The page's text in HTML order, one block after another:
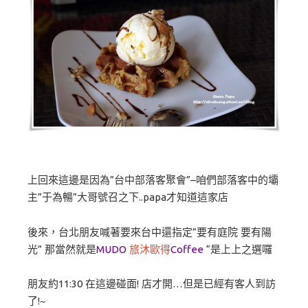
上回來這邊是因為”台中部落客聚會”–咱們部落客中的壩
主”于為暢”大哥號召之下..papa才知道這家店
後來，台北朋友喊著要來台中還指定”要有庭院 要有陽
光” 那當然就是MUDO 旅沐歐得Coffee “是上上之選囉
朋友約11:30 在這邊碰面! 店才開…但是已經有客人到訪
了!~